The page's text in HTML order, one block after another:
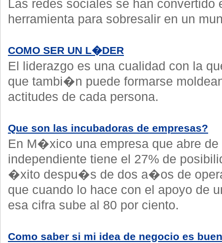
Las redes sociales se han
herramienta para sobresalir en un
COMO SER UN L�DER
El liderazgo es una cualidad con la
que tambi�n puede formarse
actitudes de cada persona.
Que son las incubadoras de empresas?
En M�xico una empresa que abre de
independiente tiene el 27% de
�xito despu�s de dos a�os de
que cuando lo hace con el apoyo de
esa cifra sube al 80 por ciento.
Como saber si mi idea de negocio es